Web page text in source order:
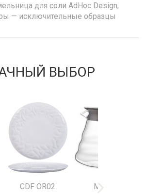
для соли AdHoc Design,
— исключительные образцы
ВЫБОР
CDF OR02 MK15165